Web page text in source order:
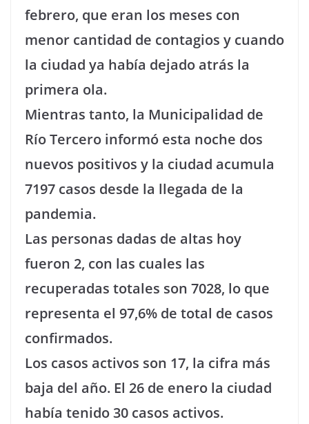
febrero, que eran los meses con
menor cantidad de contagios y cuando
la ciudad ya había dejado atrás la
primera ola.
Mientras tanto, la Municipalidad de
Río Tercero informó esta noche dos
nuevos positivos y la ciudad acumula
7197 casos desde la llegada de la
pandemia.
Las personas dadas de altas hoy
fueron 2, con las cuales las
recuperadas totales son 7028, lo que
representa el 97,6% de total de casos
confirmados.
Los casos activos son 17, la cifra más
baja del año. El 26 de enero la ciudad
había tenido 30 casos activos.